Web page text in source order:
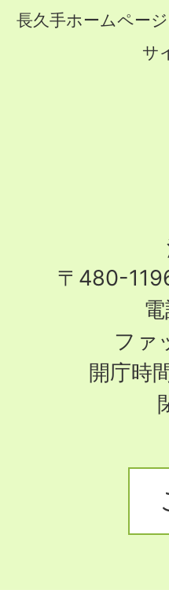
長久手ホームペー
サ
〒480-
ファ
開庁時